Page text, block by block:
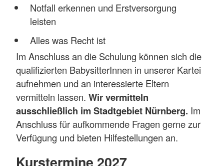
Notfall erkennen und Erstversorgung
leisten
Alles was Recht ist
Im Anschluss an die Schulung können sich die
qualifizierten BabysitterInnen in unserer Kartei
aufnehmen und an interessierte Eltern
vermitteln lassen. Wir vermitteln
ausschließlich im Stadtgebiet Nürnberg. Im
Anschluss für aufkommende Fragen gerne zur
Verfügung und bieten Hilfestellungen an.
Kurstermine 2027